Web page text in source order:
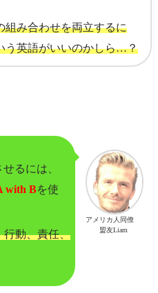
組み合わせを両立するに
う英語がいいのかしら…？
るには、
with Bを使
行動、責任、
アメリカ人同僚
盟友Liam